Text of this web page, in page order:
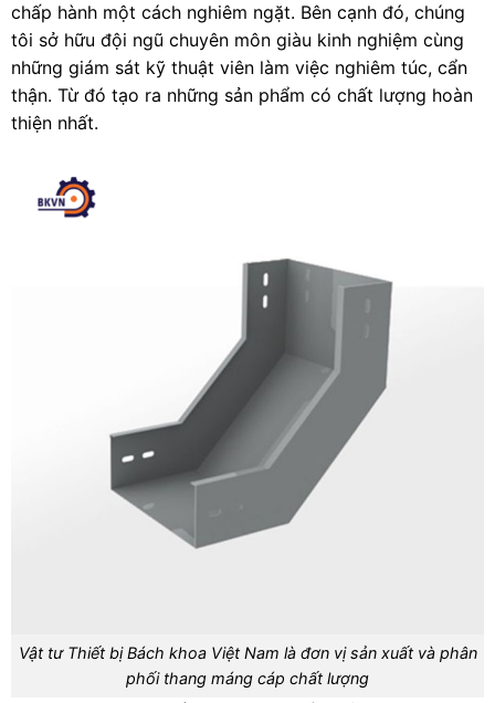
chấp hành một cách nghiêm ngặt. Bên cạnh đó, chúng
tôi sở hữu đội ngũ chuyên môn giàu kinh nghiệm cùng
những giám sát kỹ thuật viên làm việc nghiêm túc, cẩn
thận. Từ đó tạo ra những sản phẩm có chất lượng hoàn
thiện nhất.
Vật tư Thiết bị Bách khoa Việt Nam là đơn vị sản xuất và phân
phối thang máng cáp chất lượng